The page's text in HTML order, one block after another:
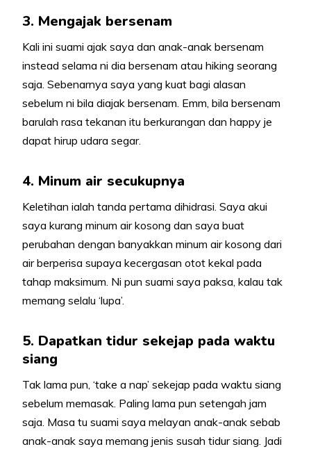
3. Mengajak bersenam
Kali ini suami ajak saya dan anak-anak bersenam
instead selama ni dia bersenam atau hiking seorang
saja. Sebenarnya saya yang kuat bagi alasan
sebelum ni bila diajak bersenam. Emm, bila bersenam
barulah rasa tekanan itu berkurangan dan happy je
dapat hirup udara segar.
4. Minum air secukupnya
Keletihan ialah tanda pertama dihidrasi. Saya akui
saya kurang minum air kosong dan saya buat
perubahan dengan banyakkan minum air kosong dari
air berperisa supaya kecergasan otot kekal pada
tahap maksimum. Ni pun suami saya paksa, kalau tak
memang selalu ‘lupa’.
5. Dapatkan tidur sekejap pada waktu
siang
Tak lama pun, ‘take a nap’ sekejap pada waktu siang
sebelum memasak. Paling lama pun setengah jam
saja. Masa tu suami saya melayan anak-anak sebab
anak-anak saya memang jenis susah tidur siang. Jadi